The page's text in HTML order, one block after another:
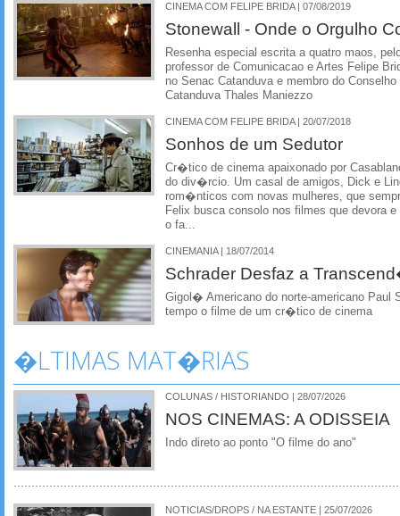
CINEMA COM FELIPE BRIDA | 07/08/2019
Stonewall - Onde o Orgulho
Resenha especial escrita a quatro maos,
professor de Comunicacao e Artes Felipe
no Senac Catanduva e membro do
Catanduva Thales Maniezzo
CINEMA COM FELIPE BRIDA | 20/07/2018
Sonhos de um Sedutor
Cr�tico de cinema apaixonado por
do div�rcio. Um casal de amigos, Dick e
rom�nticos com novas mulheres, que
Felix busca consolo nos filmes que devora
o fa...
CINEMANIA | 18/07/2014
Schrader Desfaz a
Gigol� Americano do norte-americano
tempo o filme de um cr�tico de cinema
�LTIMAS MAT�RIAS
COLUNAS / HISTORIANDO | 28/07/2026
NOS CINEMAS: A ODISSEIA
Indo direto ao ponto "O filme do ano"
NOTICIAS/DROPS / NA ESTANTE | 25/07/2026